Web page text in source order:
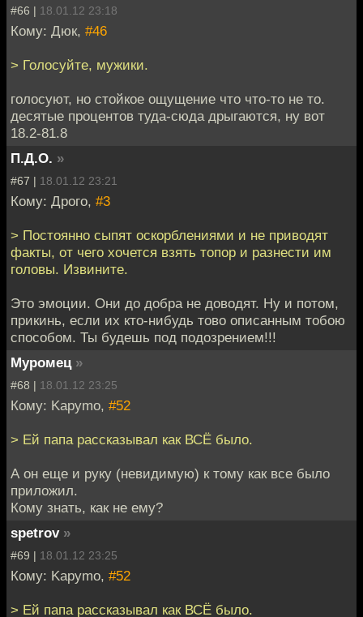
#66 | 18.01.12 23:18
Кому: Дюк, #46
> Голосуйте, мужики.
голосуют, но стойкое ощущение что что-то не то.
десятые процентов туда-сюда дрыгаются, ну вот
18.2-81.8
П.Д.О. »
#67 | 18.01.12 23:21
Кому: Дрого, #3
> Постоянно сыпят оскорблениями и не приводят
факты, от чего хочется взять топор и разнести им
головы. Извините.
Это эмоции. Они до добра не доводят. Ну и потом,
прикинь, если их кто-нибудь тово описанным тобою
способом. Ты будешь под подозрением!!!
Муромец »
#68 | 18.01.12 23:25
Кому: Kapymo, #52
> Ей папа рассказывал как ВСЁ было.
А он еще и руку (невидимую) к тому как все было
приложил.
Кому знать, как не ему?
spetrov »
#69 | 18.01.12 23:25
Кому: Kapymo, #52
> Ей папа рассказывал как ВСЁ было.